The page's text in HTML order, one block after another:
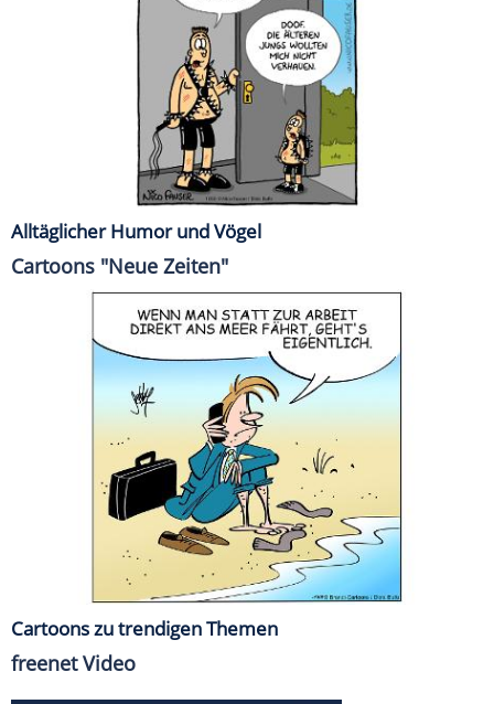
Alltäglicher Humor und Vögel
Cartoons "Neue Zeiten"
Cartoons zu trendigen Themen
freenet Video